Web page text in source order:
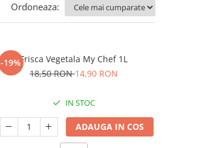
Ordoneaza:
-19%Frisca Vegetala My Chef 1L
18,50 RON14,90 RON
IN STOC
ADAUGA IN COS